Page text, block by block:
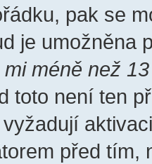
pak se
je umožněna
méně než
toto není ten
před tím,